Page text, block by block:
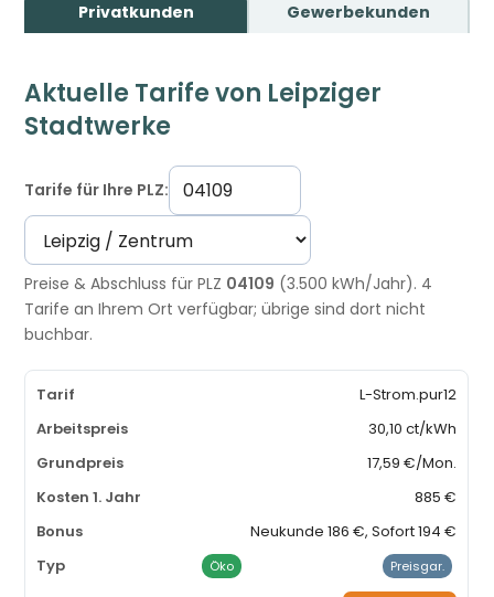
Privatkunden Gewerbekunden
Aktuelle Tarife von Leipziger
Stadtwerke
Tarife für Ihre PLZ:
Preise & Abschluss für PLZ 04109 (3.500 kWh/Jahr). 4
Tarife an Ihrem Ort verfügbar; übrige sind dort nicht
buchbar.
L-Strom.pur12
30,10 ct/kWh
17,59 €/Mon.
885 €
Neukunde 186 €, Sofort 194 €
Öko Preisgar.